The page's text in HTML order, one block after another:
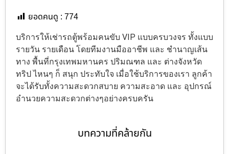
ยอดคนดู : 774
บริการให้เช่ารถตู้พร้อมคนขับ VIP แบบครบวงจร ทั้งแบบ
รายวัน รายเดือน โดยทีมงานมืออาชีพ และ ชำนาญเส้น
ทาง พื้นที่กรุงเทพมหานคร ปริมณฑล และ ต่างจังหวัด
ทริป ไหนๆ ก็ สนุก ประทับใจ เมื่อใช้บริการของเรา ลูกค้า
จะได้รับทั้งความสะดวกสบาย ความสะอาด และ อุปกรณ์
อำนวยความสะดวกต่างๆอย่างครบครัน
บทความที่คล้ายกัน